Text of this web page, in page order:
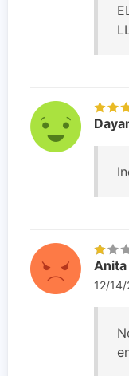
Anita
12/